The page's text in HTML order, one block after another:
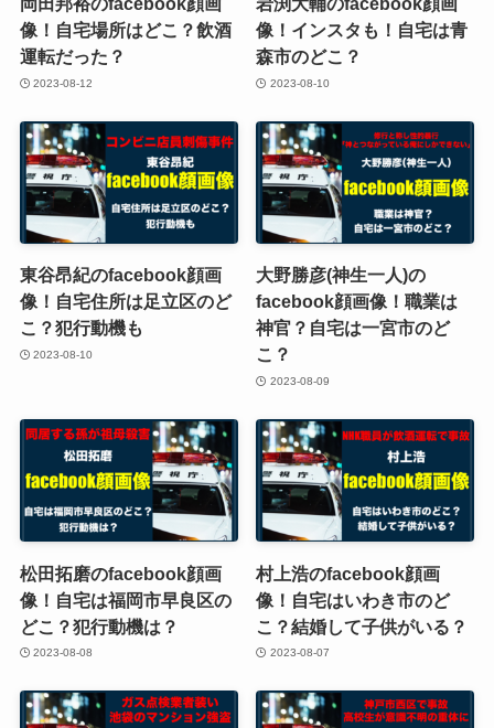
像！自宅場所はどこ？飲酒
運転だった？
2023-08-12
像！インスタも！自宅は青
森市のどこ？
2023-08-10
東谷昂紀のfacebook顔画
像！自宅住所は足立区のど
こ？犯行動機も
2023-08-10
大野勝彦(神生一人)の
facebook顔画像！職業は
神官？自宅は一宮市のど
こ？
2023-08-09
松田拓磨のfacebook顔画
像！自宅は福岡市早良区の
どこ？犯行動機は？
2023-08-08
村上浩のfacebook顔画
像！自宅はいわき市のど
こ？結婚して子供がいる？
2023-08-07